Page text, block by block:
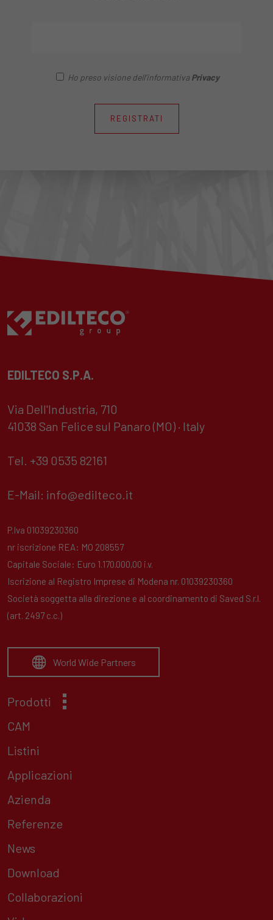
Ho preso visione dell’informativa Privacy
REGISTRATI
EDILTECO S.P.A.
Via Dell'Industria, 710
41038 San Felice sul Panaro (MO) · Italy
Tel. +39 0535 82161
E-Mail: info@edilteco.it
P.Iva 01039230360
nr iscrizione REA: MO 208557
Capitale Sociale: Euro 1.170.000,00 i.v.
Iscrizione al Registro Imprese di Modena nr. 01039230360
Società soggetta alla direzione e al coordinamento di Saved S.r.l.
(art. 2497 c.c.)
World Wide Partners
Prodotti
CAM
Listini
Applicazioni
Azienda
Referenze
News
Download
Collaborazioni